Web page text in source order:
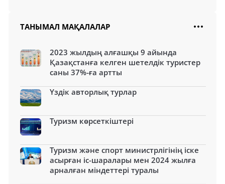
ТАНЫМАЛ МАҚАЛАЛАР
2023 жылдың алғашқы 9 айында
Қазақстанға келген шетелдік туристер
саны 37%-ға артты
Үздік авторлық турлар
Туризм көрсеткіштері
Туризм және спорт министрлігінің іске
асырған іс-шаралары мен 2024 жылға
арналған міндеттері туралы